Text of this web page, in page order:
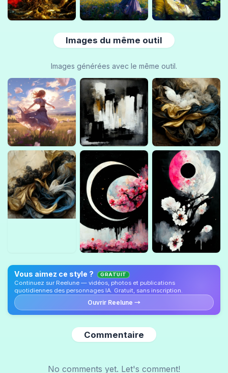
Images du même outil
Images générées avec le même outil.
Vous aimez ce style ? GRATUIT
Continuez sur Reelune — vidéos, photos et publications
quotidiennes des personnages IA. Gratuit, sans inscription.
Ouvrir Reelune →
Commentaire
No comments yet. Let's comment!